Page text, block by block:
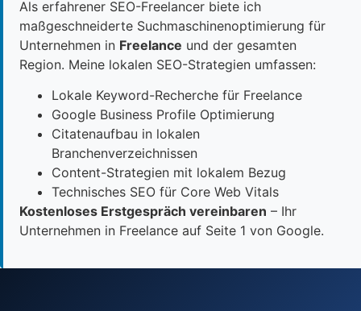
Als erfahrener SEO-Freelancer biete ich
maßgeschneiderte Suchmaschinenoptimierung für
Unternehmen in Freelance und der gesamten
Region. Meine lokalen SEO-Strategien umfassen:
Lokale Keyword-Recherche für Freelance
Google Business Profile Optimierung
Citatenaufbau in lokalen
Branchenverzeichnissen
Content-Strategien mit lokalem Bezug
Technisches SEO für Core Web Vitals
Kostenloses Erstgespräch vereinbaren – Ihr
Unternehmen in Freelance auf Seite 1 von Google.